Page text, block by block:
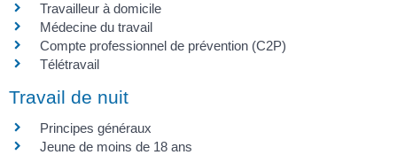
Travailleur à domicile
Médecine du travail
Compte professionnel de prévention (C2P)
Télétravail
Travail de nuit
Principes généraux
Jeune de moins de 18 ans